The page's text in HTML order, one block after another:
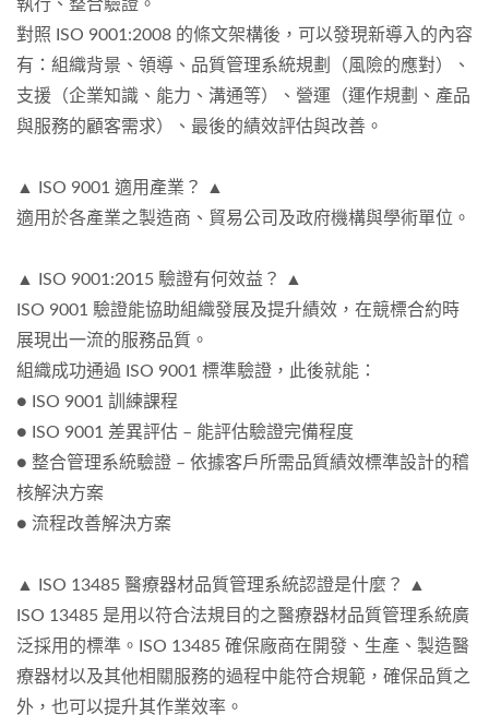
執行、整合驗證。
對照 ISO 9001:2008 的條文架構後，可以發現新導入的內容
有：組織背景、領導、品質管理系統規劃（風險的應對）、
支援（企業知識、能力、溝通等）、營運（運作規劃、產品
與服務的顧客需求）、最後的績效評估與改善。
▲ ISO 9001 適用產業？ ▲
適用於各產業之製造商、貿易公司及政府機構與學術單位。
▲ ISO 9001:2015 驗證有何效益？ ▲
ISO 9001 驗證能協助組織發展及提升績效，在競標合約時
展現出一流的服務品質。
組織成功通過 ISO 9001 標準驗證，此後就能：
● ISO 9001 訓練課程
● ISO 9001 差異評估 – 能評估驗證完備程度
● 整合管理系統驗證 – 依據客戶所需品質績效標準設計的稽
核解決方案
● 流程改善解決方案
▲ ISO 13485 醫療器材品質管理系統認證是什麼？ ▲
ISO 13485 是用以符合法規目的之醫療器材品質管理系統廣
泛採用的標準。ISO 13485 確保廠商在開發、生產、製造醫
療器材以及其他相關服務的過程中能符合規範，確保品質之
外，也可以提升其作業效率。